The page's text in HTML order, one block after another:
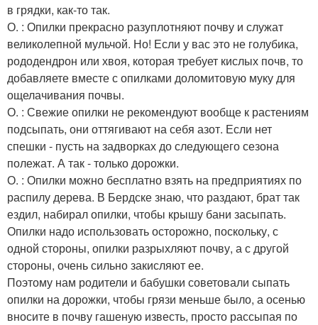
в грядки, как-то так.
О. : Опилки прекрасно разуплотняют почву и служат
великолепной мульчой. Но! Если у вас это не голубика,
рододендрон или хвоя, которая требует кислых почв, то
добавляете вместе с опилками доломитовую муку для
ощелачивания почвы.
О. : Свежие опилки не рекомендуют вообще к растениям
подсыпать, они оттягивают на себя азот. Если нет
спешки - пусть на задворках до следующего сезона
полежат. А так - только дорожки.
О. : Опилки можно бесплатно взять на предприятиях по
распилу дерева. В Бердске знаю, что раздают, брат так
ездил, набирал опилки, чтобы крышу бани засыпать.
Опилки надо использовать осторожно, поскольку, с
одной стороны, опилки разрыхляют почву, а с другой
стороны, очень сильно закисляют ее.
Поэтому нам родители и бабушки советовали сыпать
опилки на дорожки, чтобы грязи меньше было, а осенью
вносите в почву гашеную известь, просто рассыпая по